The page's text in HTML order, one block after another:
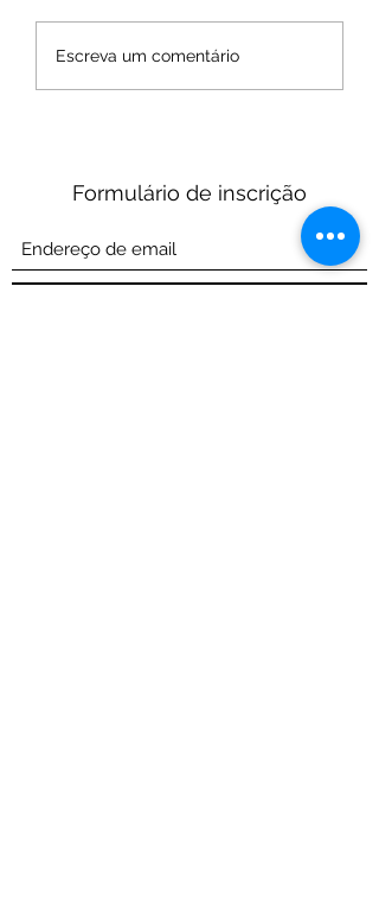
Biodiversidade,
Consciência e o
Escreva um comentário
Formulário de inscrição